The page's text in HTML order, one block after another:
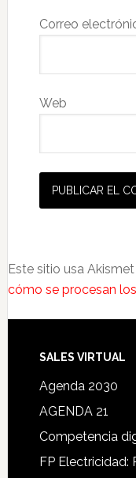
Correo
Web
Este sitio usa
cómo se procesan
SALES VIRTUAL
Agenda 2030
AGENDA 21
Competencia
FP Electricidad: